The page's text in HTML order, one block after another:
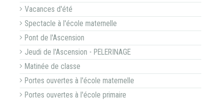
Vacances d'été
Spectacle à l'école maternelle
Pont de l'Ascension
Jeudi de l'Ascension - PELERINAGE
Matinée de classe
Portes ouvertes à l'école maternelle
Portes ouvertes à l'école primaire